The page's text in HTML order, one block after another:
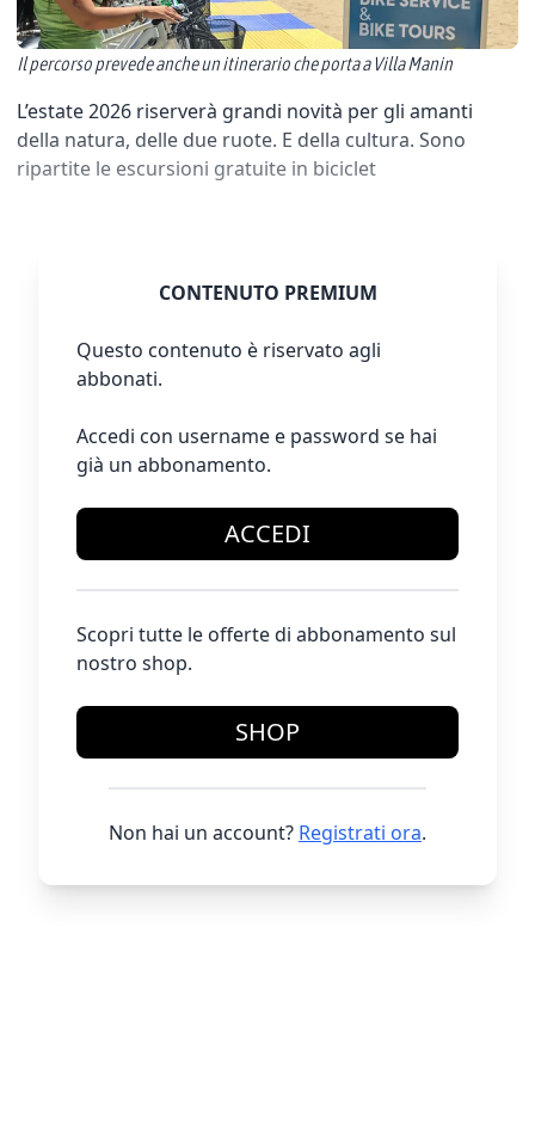
Il percorso prevede anche un itinerario che porta a Villa Manin
L’estate 2026 riserverà grandi novità per gli amanti
della natura, delle due ruote. E della cultura. Sono
ripartite le escursioni gratuite in biciclet
CONTENUTO PREMIUM
Questo contenuto è riservato agli
abbonati.
Accedi con username e password se hai
già un abbonamento.
ACCEDI
Scopri tutte le offerte di abbonamento sul
nostro shop.
SHOP
Non hai un account? Registrati ora.